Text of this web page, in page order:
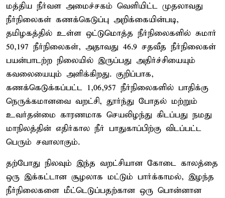
மத்திய நீர்வள அமைச்சகம் வெளியிட்ட முதலாவது
நீர்நிலைகள் கணக்கெடுப்பு அறிக்கையின்படி,
தமிழகத்தில் உள்ள ஒட்டுமொத்த நீர்நிலைகளில் சுமார்
50,197 நீர்நிலைகள், அதாவது 46.9 சதவீத நீர்நிலைகள்
பயன்பாடற்ற நிலையில் இருப்பது அதிர்ச்சியையும்
கவலையையும் அளிக்கிறது. குறிப்பாக,
கணக்கெடுக்கப்பட்ட 1,06,957 நீர்நிலைகளில் பாதிக்கு
நெருக்கமானவை வறட்சி, தூர்ந்து போதல் மற்றும்
உவர்தன்மை காரணமாக செயலிழந்து கிடப்பது நமது
மாநிலத்தின் எதிர்கால நீர் பாதுகாப்பிற்கு விடப்பட்ட
பெரும் சவாலாகும்.
தற்போது நிலவும் இந்த வறட்சியான கோடை காலத்தை
ஒரு இக்கட்டான சூழலாக மட்டும் பார்க்காமல், இழந்த
நீர்நிலைகளை மீட்டெடுப்பதற்கான ஒரு பொன்னான